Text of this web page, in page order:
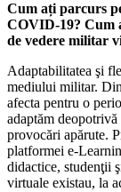
Cum ați parcurs
COVID-19? Cum
de vedere militar
Adaptabilitatea şi
mediului militar.
afecta pentru o
adaptăm
provocări apărute.
platformei e-
didactice, studenţii
virtuale existau, la